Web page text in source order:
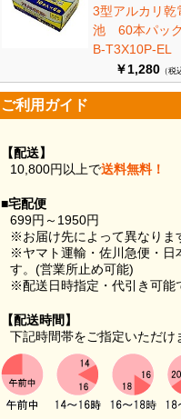
3型アルカリ乾
池 60本パ
B-T3X10P-EL
￥1,280 （税
ご利用ガイド
【配送】
10,800円以上で送料無料！
■宅配便
699円～1950円
※お届け先によって異なりま
※ヤマト運輸・佐川急便・日
す。(営業所止め可能)
※配送日時指定・代引き可能
【配送時間】
下記時間帯をご指定いただけ